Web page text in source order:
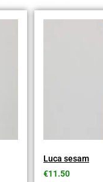
Luca sesam
€11.50